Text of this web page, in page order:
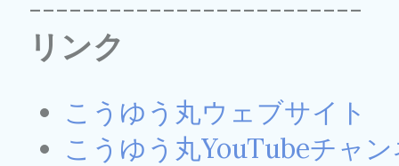
-------------------------
リンク
こうゆう丸ウェブサイト
こうゆう丸YouTubeチャ